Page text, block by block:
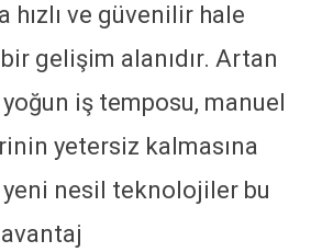
hızlı ve güvenilir hale
gelişim alanıdır. Artan
yoğun iş temposu, manuel
yetersiz kalmasına
nesil teknolojiler bu